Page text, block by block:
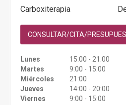
Carboxiterapia
CONSULTAR/CITA/
Lunes
15:00 - 21:00
Martes
9:00 - 15:00
Miércoles
21:00
Jueves
14:00 - 20:00
Viernes
9:00 - 15:00